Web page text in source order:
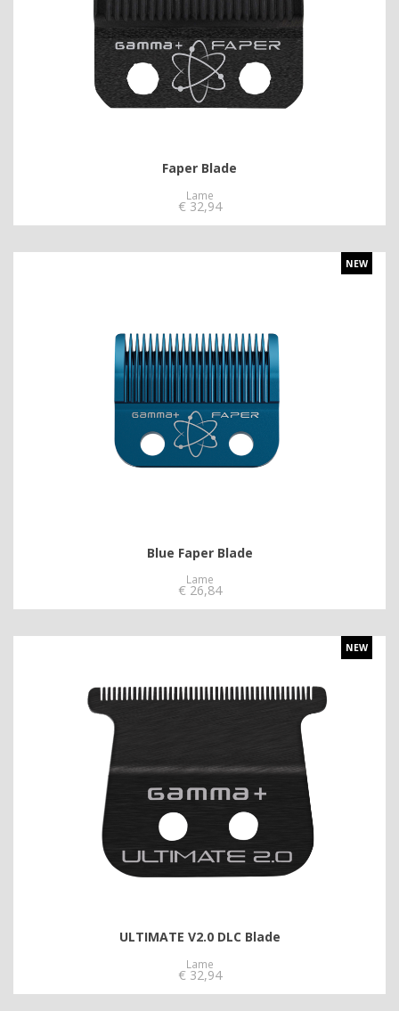
Faper Blade
Lame
€ 32,94
NEW
Blue Faper Blade
Lame
€ 26,84
NEW
ULTIMATE V2.0 DLC Blade
Lame
€ 32,94